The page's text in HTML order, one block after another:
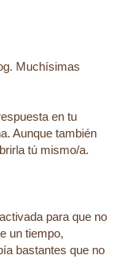
Muchísimas
en tu
Aunque también
tú mismo/a.
para que no
un tiempo,
bastantes que no